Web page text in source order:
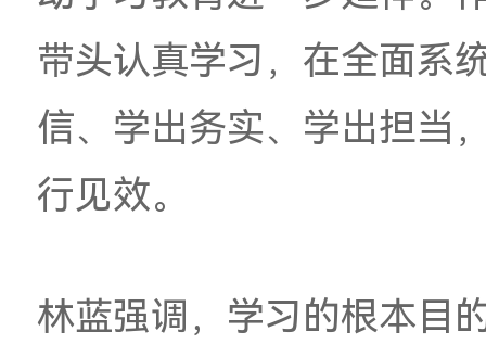
践行正确政绩观的思
学习贯彻党的二十届
动学习教育进一步延